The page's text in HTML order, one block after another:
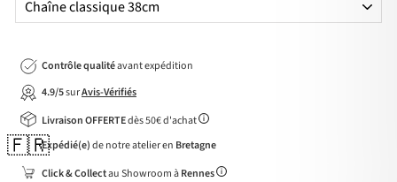
Contrôle qualitéavant expédition
4.9/5surAvis-Vérifiés
Livraison OFFERTEdès 50€ d'achat
🇫🇷Expédié(e)de notre atelier en Bretagne
Click & Collectau Showroom àRennes